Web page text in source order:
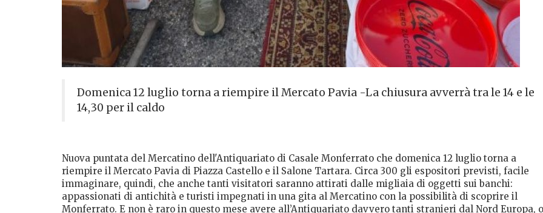
Domenica 12 luglio torna a riempire il Mercato Pavia -La chiusura avverrà tra le 14 e le
14,30 per il caldo
Nuova puntata del Mercatino dell'Antiquariato di Casale Monferrato che domenica 12 luglio torna a
riempire il Mercato Pavia di Piazza Castello e il Salone Tartara. Circa 300 gli espositori previsti, facile
immaginare, quindi, che anche tanti visitatori saranno attirati dalle migliaia di oggetti sui banchi:
appassionati di antichità e turisti impegnati in una gita al Mercatino con la possibilità di scoprire il
Monferrato. E non è raro in questo mese avere all’Antiquariato davvero tanti stranieri dal Nord Europa, o